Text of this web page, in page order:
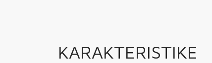
KARAKTERISTIKE